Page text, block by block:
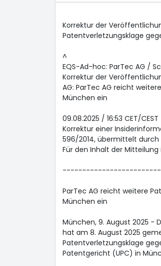
Korrektur der
Patentverletzungsklage
^
EQS-Ad-hoc: ParTec AG /
Korrektur der
AG: ParTec AG reicht
München ein
09.08.2025 / 16:53 CET/CEST
Korrektur einer
596/2014, übermittelt durch
Für den Inhalt der
ParTec AG reicht weitere
München ein
München, 9. August 2025 -
hat am 8. August 2025
Patentverletzungsklage
Patentgericht (UPC) in